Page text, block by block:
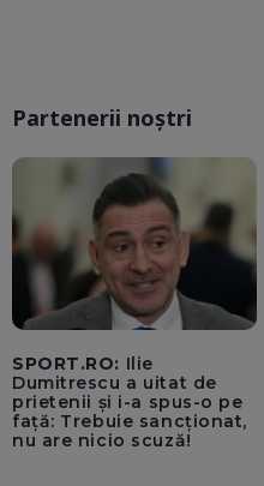
Partenerii noștri
SPORT.RO: Ilie
Dumitrescu a uitat de
prietenii și i-a spus-o pe
față: Trebuie sancționat,
nu are nicio scuză!